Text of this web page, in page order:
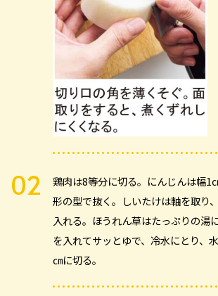
鶏肉は8等分に切る。にんじんは幅1
形の型で抜く。しいたけは軸を取り
入れる。ほうれん草はたっぷりの湯
を入れてサッとゆで、冷水にとり、
㎝に切る。